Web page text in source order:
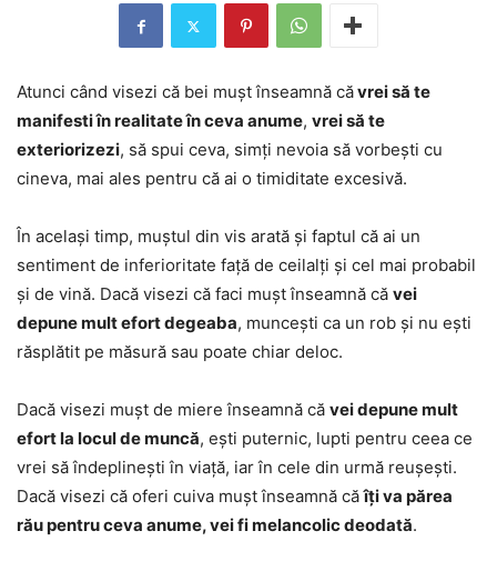
Atunci când visezi că bei mușt înseamnă căvrei să te
manifesti în realitate în ceva anume, vrei să te
exteriorizezi, să spui ceva, simți nevoia să vorbești cu
cineva, mai ales pentru că ai o timiditate excesivă.
În același timp, muștul din vis arată și faptul că ai un
sentiment de inferioritate față de ceilalți și cel mai probabil
și de vină. Dacă visezi că faci mușt înseamnă că vei
depune mult efort degeaba, muncești ca un rob și nu ești
răsplătit pe măsură sau poate chiar deloc.
Dacă visezi mușt de miere înseamnă că vei depune mult
efort la locul de muncă, ești puternic, lupti pentru ceea ce
vrei să îndeplinești în viață, iar în cele din urmă reușești.
Dacă visezi că oferi cuiva mușt înseamnă căîți va părea
rău pentru ceva anume, vei fi melancolic deodată.